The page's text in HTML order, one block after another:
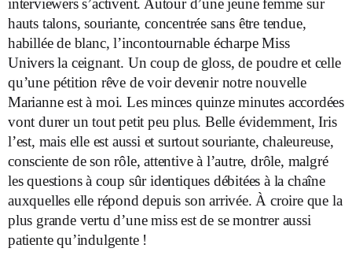
interviewers s’activent. Autour d’une jeune femme sur
hauts talons, souriante, concentrée sans être tendue,
habillée de blanc, l’incontournable écharpe Miss
Univers la ceignant. Un coup de gloss, de poudre et celle
qu’une pétition rêve de voir devenir notre nouvelle
Marianne est à moi. Les minces quinze minutes accordées
vont durer un tout petit peu plus. Belle évidemment, Iris
l’est, mais elle est aussi et surtout souriante, chaleureuse,
consciente de son rôle, attentive à l’autre, drôle, malgré
les questions à coup sûr identiques débitées à la chaîne
auxquelles elle répond depuis son arrivée. À croire que la
plus grande vertu d’une miss est de se montrer aussi
patiente qu’indulgente !